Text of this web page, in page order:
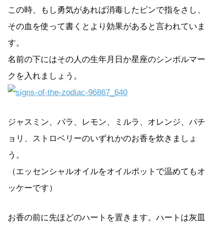
この時、もし勇気があれば消毒したピンで指をさし、
その血を使って書くとより効果があると言われていま
す。
名前の下にはその人の生年月日か星座のシンボルマー
クを入れましょう。
ジャスミン、バラ、レモン、ミルラ、オレンジ、パチ
ョリ、ストロベリーのいずれかのお香を炊きましょ
う。
（エッセンシャルオイルをオイルポットで温めてもオ
ッケーです）
お香の前に先ほどのハートを置きます。ハートは灰皿